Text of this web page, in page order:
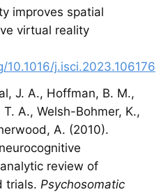
improves spatial
virtual reality
10.1016/j.isci.2023.106176
J. A., Hoffman, B. M.,
A., Welsh-Bohmer, K.,
A. (2010).
review of
trials. Psychosomatic